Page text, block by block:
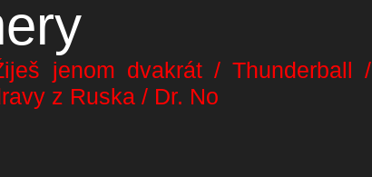
jenom dvakrát / Thunderball /
z Ruska / Dr. No